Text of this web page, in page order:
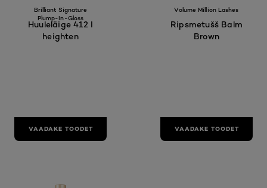
Brilliant Signature
Plump-In-Gloss
Huuleläige 412 I
heighten
VAADAKE TOODET
Volume Million Lashes
Ripsmetušš Balm
Brown
VAADAKE TOODET